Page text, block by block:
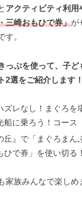
アクティビティ利用
三崎おもひで券」が
す。
っぷを使って、子ど
2選をご紹介します！
ズレなし！まぐろを
船に乗ろう！コース
丘』で「まぐろまん
ひで券」を使い切る
家族みんなで楽しめ